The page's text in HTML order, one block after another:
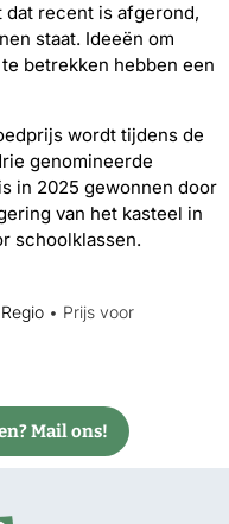
recent is afgerond,
staat. Ideeën om
betrekken hebben een
wordt tijdens de
genomineerde
in 2025 gewonnen door
van het kasteel in
schoolklassen.
Regio • Prijs voor
Mail ons!